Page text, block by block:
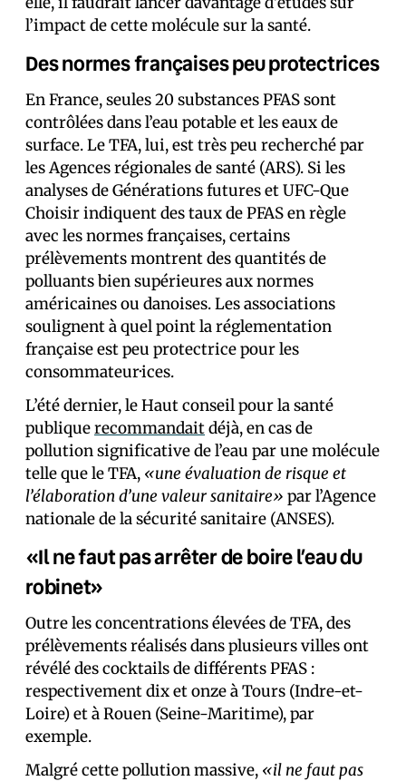
l’impact de cette molécule sur la santé.
Des normes françaises peu protectrices
En France, seules 20 substances PFAS sont
contrôlées dans l’eau potable et les eaux de
surface. Le TFA, lui, est très peu recherché par
les Agences régionales de santé (ARS). Si les
analyses de Générations futures et UFC-Que
Choisir indiquent des taux de PFAS en règle
avec les normes françaises, certains
prélèvements montrent des quantités de
polluants bien supérieures aux normes
américaines ou danoises. Les associations
soulignent à quel point la réglementation
française est peu protectrice pour les
consommateur·ices.
L’été dernier, le Haut conseil pour la santé
publiquerecommandaitdéjà, en cas de
pollution significative de l’eau par une molécule
telle que le TFA, «une évaluation de risque et
l’élaboration d’une valeur sanitaire» par l’Agence
nationale de la sécurité sanitaire (ANSES).
«Il ne faut pas arrêter de boire l’eau du
robinet»
Outre les concentrations élevées de TFA, des
prélèvements réalisés dans plusieurs villes ont
révélé des cocktails de différents PFAS :
respectivement dix et onze à Tours (Indre-et-
Loire) et à Rouen (Seine-Maritime), par
exemple.
Malgré cette pollution massive, «il ne faut pas